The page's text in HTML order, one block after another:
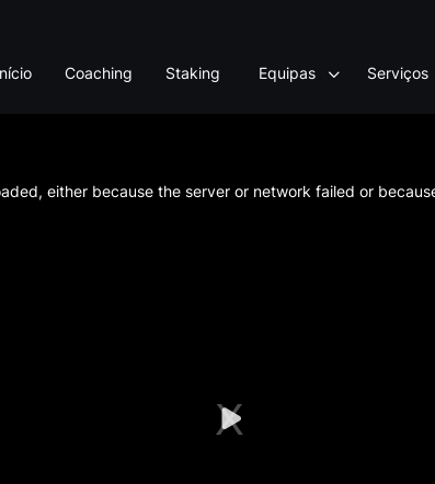
Coaching Staking Equipas Serviços
Play
either because the server or network failed or